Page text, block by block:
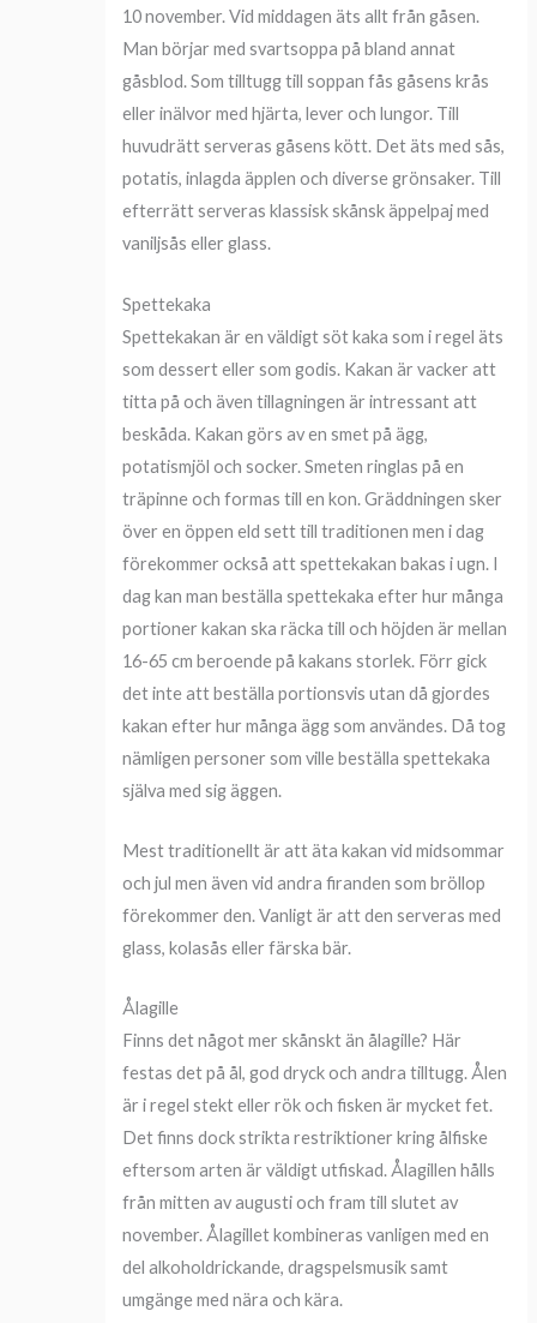
10 november. Vid middagen äts allt från gåsen.
Man börjar med svartsoppa på bland annat
gåsblod. Som tilltugg till soppan fås gåsens krås
eller inälvor med hjärta, lever och lungor. Till
huvudrätt serveras gåsens kött. Det äts med sås,
potatis, inlagda äpplen och diverse grönsaker. Till
efterrätt serveras klassisk skånsk äppelpaj med
vaniljsås eller glass.
Spettekaka
Spettekakan är en väldigt söt kaka som i regel äts
som dessert eller som godis. Kakan är vacker att
titta på och även tillagningen är intressant att
beskåda. Kakan görs av en smet på ägg,
potatismjöl och socker. Smeten ringlas på en
träpinne och formas till en kon. Gräddningen sker
över en öppen eld sett till traditionen men i dag
förekommer också att spettekakan bakas i ugn. I
dag kan man beställa spettekaka efter hur många
portioner kakan ska räcka till och höjden är mellan
16-65 cm beroende på kakans storlek. Förr gick
det inte att beställa portionsvis utan då gjordes
kakan efter hur många ägg som användes. Då tog
nämligen personer som ville beställa spettekaka
själva med sig äggen.
Mest traditionellt är att äta kakan vid midsommar
och jul men även vid andra firanden som bröllop
förekommer den. Vanligt är att den serveras med
glass, kolasås eller färska bär.
Ålagille
Finns det något mer skånskt än ålagille? Här
festas det på ål, god dryck och andra tilltugg. Ålen
är i regel stekt eller rök och fisken är mycket fet.
Det finns dock strikta restriktioner kring ålfiske
eftersom arten är väldigt utfiskad. Ålagillen hålls
från mitten av augusti och fram till slutet av
november. Ålagillet kombineras vanligen med en
del alkoholdrickande, dragspelsmusik samt
umgänge med nära och kära.